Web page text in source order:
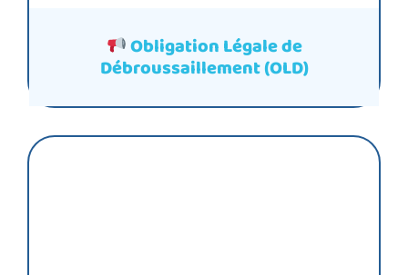
Obligation Légale de
Débroussaillement (OLD)